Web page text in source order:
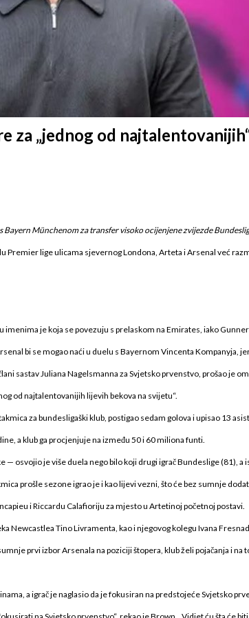
za „jednog od
Bayern Münchenom za transfer visoko ocijenjene zvijezde
Premier lige ulicama sjevernog Londona, Arteta i Arsenal već
imenima je koja se povezuju s prelaskom na Emirates, iako
bi se mogao naći u duelu s Bayernom Vincenta Kompanyja,
sastav Juliana Nagelsmanna za Svjetsko prvenstvo, prošao je
od najtalentovanijih lijevih bekova na svijetu“.
za bundesligaški klub, postigao sedam golova i upisao 13
a klub ga procjenjuje na između 50 i 60 miliona funti.
osvojio je više duela nego bilo koji drugi igrač Bundeslige (81),
prošle sezone igrao je i kao lijevi vezni, što će bez sumnje
i Riccardu Calafioriju za mjesto u Artetinoj početnoj postavi.
Newcastlea Tino Livramenta, kao i njegovog kolegu Ivana
prvi izbor Arsenala na poziciji štopera, klub želi pojačanja i
a igrač je naglasio da je fokusiran na predstojeće Svjetsko